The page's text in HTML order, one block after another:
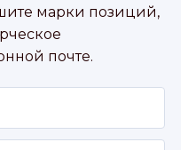
марки позиций,
почте.